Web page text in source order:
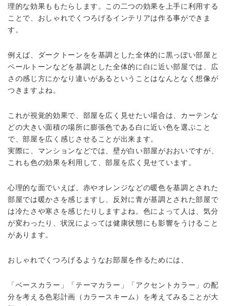
理的な効果ももたらします。この二つの効果を上手に利用する
ことで、おしゃれでくつろげるインテリアは作る事ができま
す。
例えば、ダークトーンをを基調とした全体的に黒っぽい部屋と
ペールトーンなどを基調とした全体的に白に近い部屋では、広
さの感じ方にかなり違いがあるということはなんとなく想像が
つきますよね。
これが視覚的効果で、部屋を広く見せたい場合は、カーテンな
どの大きい面積の場所に膨張色である白に近い色を選ぶこと
で、部屋を広く感じさせることが出来ます。
実際に、マンションなどでは、壁が白い部屋がおおいですが、
これも色の効果を利用して、部屋を広く見せています。
心理的な面でいえば、赤やオレンジなどの暖色を基調とされた
部屋では暖かさを感じますし、反対に青が基調とされた部屋で
は冷たさや寒さを感じたりしますよね。色によって人は、気分
が変わったり、状況によっては健康状態にも影響をうけること
があります。
おしゃれでくつろげるようなお部屋を作るためには、
「ベースカラー」「テーマカラー」「アクセントカラー」の配
分を考える色彩計画（カラースキーム）を考えてみることが大